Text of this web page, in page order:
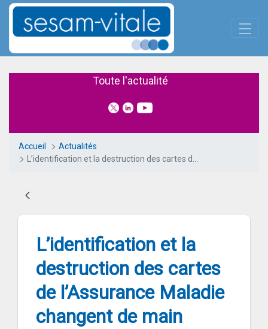
Saut au contenu principal
L’identification et la
Toute l'actualité
Accueil
Actualités
L’identification et la destruction des cartes de l’Assurance Maladie changent de main
L’identification et la
destruction des cartes
de l’Assurance Maladie
changent de main
Panneau de gestion des cookies